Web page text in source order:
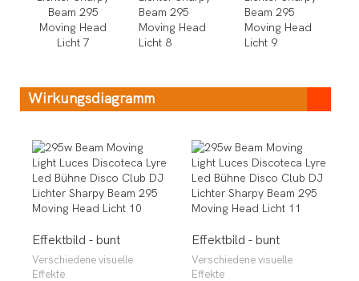
Wirkungsdiagramm
Effektbild - bunt
Verschiedene visuelle
Effekte
Effektbild - bunt
Verschiedene visuelle
Effekte